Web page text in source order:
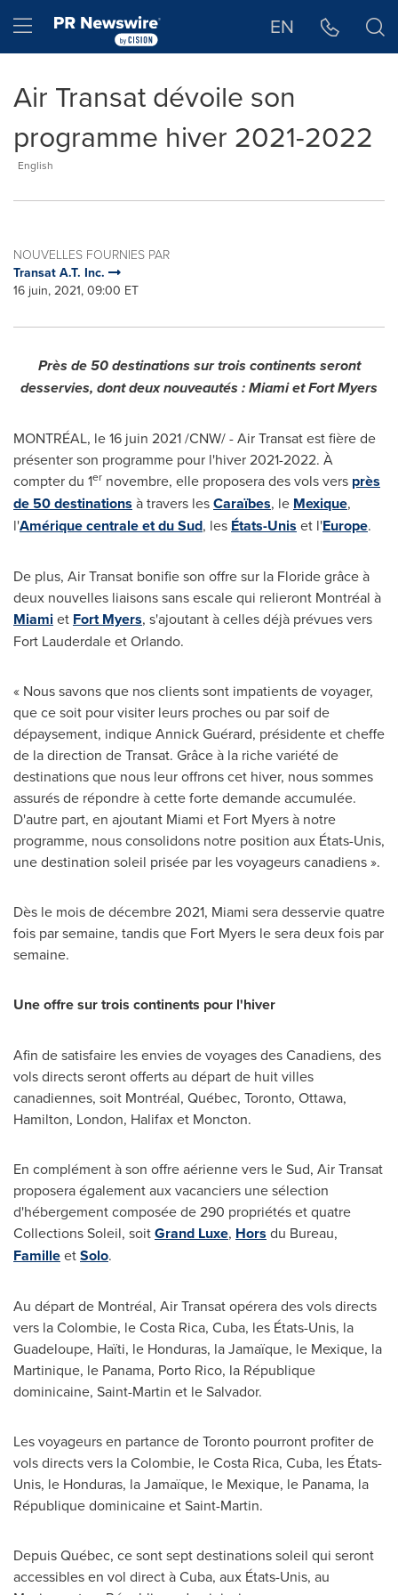
Hamburger menu EN
Air Transat dévoile son
programme hiver 2021-2022
English
NOUVELLES FOURNIES PAR
Transat A.T. Inc.
16 juin, 2021, 09:00 ET
Près de 50 destinations sur trois continents seront
desservies, dont deux nouveautés :MiamietFort Myers
MONTRÉAL, le 16 juin 2021 /CNW/ - Air Transat est fière de
présenter son programme pour l'hiver 2021-2022. À
compter du 1er novembre, elle proposera des vols vers près
de 50 destinations à travers lesCaraïbes, le Mexique,
l'Amérique centrale et du Sud, les États-Unis et l'Europe.
De plus, Air Transat bonifie son offre sur la Floride grâce à
deux nouvelles liaisons sans escale qui relieront Montréal à
Miamiet Fort Myers, s'ajoutant à celles déjà prévues vers
Fort LauderdaleetOrlando.
« Nous savons que nos clients sont impatients de voyager,
que ce soit pour visiter leurs proches ou par soif de
dépaysement, indique Annick Guérard, présidente et cheffe
de la direction de Transat. Grâce à la riche variété de
destinations que nous leur offrons cet hiver, nous sommes
assurés de répondre à cette forte demande accumulée.
D'autre part, en ajoutant Miami et Fort Myersà notre
programme, nous consolidons notre position aux États-Unis,
une destination soleil prisée par les voyageurs canadiens ».
Dès le mois de décembre 2021, Miami sera desservie quatre
fois par semaine, tandis que Fort Myers le sera deux fois par
semaine.
Une offre sur trois continents pour l'hiver
Afin de satisfaire les envies de voyages des Canadiens, des
vols directs seront offerts au départ de huit villes
canadiennes, soit Montréal, Québec, Toronto, Ottawa,
Hamilton, London, Halifaxet Moncton.
En complément à son offre aérienne vers le Sud, Air Transat
proposera également aux vacanciers une sélection
d'hébergement composée de 290 propriétés et quatre
Collections Soleil, soitGrand Luxe, Hors du Bureau,
FamilleetSolo.
Au départ de Montréal, Air Transat opérera des vols directs
vers la Colombie, leCosta Rica, Cuba, les États-Unis, la
Guadeloupe, Haïti, le Honduras, la Jamaïque, le Mexique, la
Martinique, le Panama, Porto Rico, la République
dominicaine, Saint-Martin et leSalvador.
Les voyageurs en partance deToronto pourront profiter de
vols directs vers la Colombie, leCosta Rica, Cuba, les États-
Unis, le Honduras, la Jamaïque, le Mexique, le Panama, la
République dominicaine etSaint-Martin.
Depuis Québec, ce sont sept destinations soleil qui seront
accessibles en vol direct àCuba, aux États-Unis, au